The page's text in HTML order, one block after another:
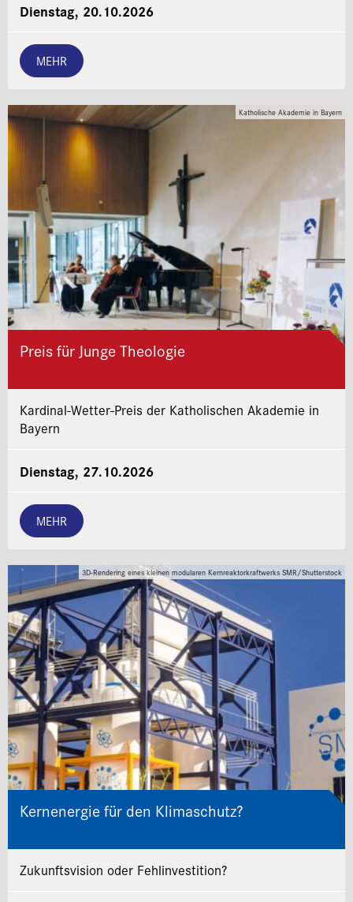
Dienstag, 20.10.2026
MEHR
Katholische Akademie in Bayern
Preis für Junge Theologie
Kardinal-Wetter-Preis der Katholischen Akademie in
Bayern
Dienstag, 27.10.2026
MEHR
3D-Rendering eines kleinen modularen Kernreaktorkraftwerks SMR/Shutterstock
Kernenergie für den Klimaschutz?
Zukunftsvision oder Fehlinvestition?